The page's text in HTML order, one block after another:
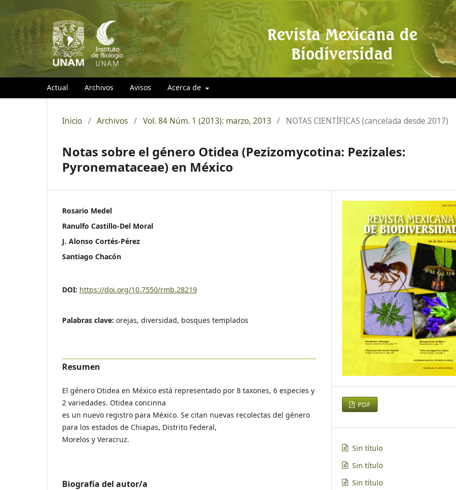
Revista Mexicana de
Biodiversidad
Actual Archivos Avisos Acerca de
Inicio / Archivos / Vol. 84 Núm. 1 (2013): marzo, 2013 / NOTAS CIENTÍFICAS (cancelada desde 2017)
Notas sobre el género Otidea (Pezizomycotina: Pezizales:
Pyronemataceae) en México
Rosario Medel
Ranulfo Castillo-Del Moral
J. Alonso Cortés-Pérez
Santiago Chacón
DOI: https://doi.org/10.7550/rmb.28219
Palabras clave: orejas, diversidad, bosques templados
Resumen
El género Otidea en México está representado por 8 taxones, 6 especies y
2 variedades. Otidea concinna
es un nuevo registro para México. Se citan nuevas recolectas del género
para los estados de Chiapas, Distrito Federal,
Morelos y Veracruz.
Biografía del autor/a
PDF
Sin título
Sin título
Sin título